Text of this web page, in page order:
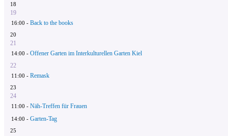
18
19
16:00 - Back to the books
20
21
14:00 - Offener Garten im Interkulturellen Garten Kiel
22
11:00 - Remask
23
24
11:00 - Näh-Treffen für Frauen
14:00 - Garten-Tag
25